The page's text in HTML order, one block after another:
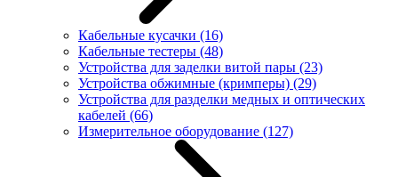
Кабельные кусачки (16)
Кабельные тестеры (48)
Устройства для заделки витой пары (23)
Устройства обжимные (кримперы) (29)
Устройства для разделки медных и оптических
кабелей (66)
Измерительное оборудование (127)